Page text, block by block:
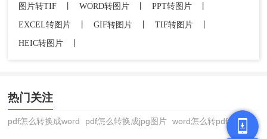
3、在弹出的对话框中，选择PNG格式作为保
存类型，并指定保存位置。
4、点击“保存”按钮完成转换。
量设置。对于需要频繁转换大量图片的情况，推荐
使用专业软件或在线工具，因为它们提供了更可靠
和高效的转换体验。
图片转TIF
WORD转图片 PPT转图片
EXCEL转图片
GIF转图片 TIF转图片
HEIC转图片
热门关注
pdf怎么转换成word pdf怎么转换成jpg图片 word怎么转pdf